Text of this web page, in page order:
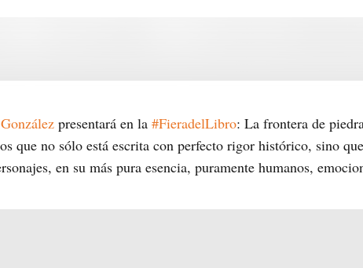
presentará en la #FieradelLibro: La frontera de
que no sólo está escrita con perfecto rigor histórico, sino
en su más pura esencia, puramente humanos,